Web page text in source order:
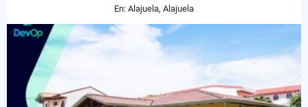
En: Alajuela, Alajuela